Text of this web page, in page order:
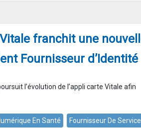
Vitale franchit une
Fournisseur d’Identité
l’évolution de l’appli carte Vitale afin
En Santé
Fournisseur De